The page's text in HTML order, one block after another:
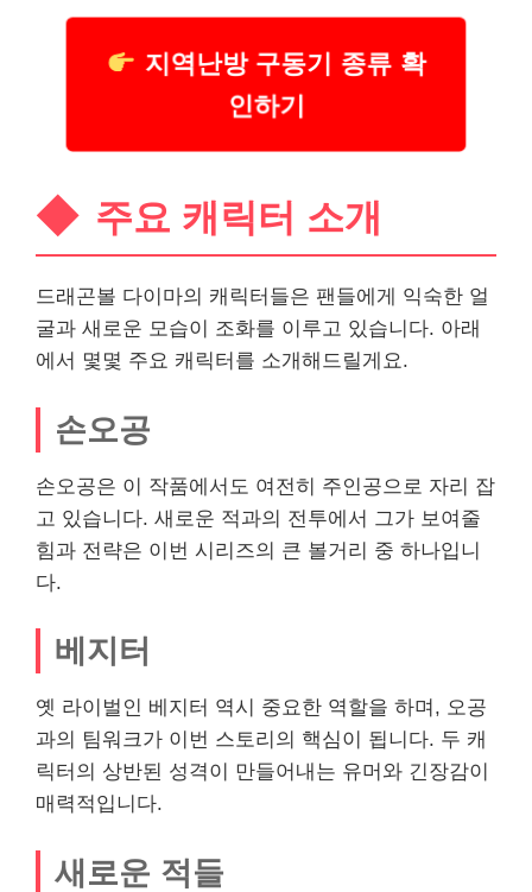
지역난방 구동기 종류 확
인하기
주요 캐릭터 소개
드래곤볼 다이마의 캐릭터들은 팬들에게 익숙한 얼
굴과 새로운 모습이 조화를 이루고 있습니다. 아래
에서 몇몇 주요 캐릭터를 소개해드릴게요.
손오공
손오공은 이 작품에서도 여전히 주인공으로 자리 잡
고 있습니다. 새로운 적과의 전투에서 그가 보여줄
힘과 전략은 이번 시리즈의 큰 볼거리 중 하나입니
다.
베지터
옛 라이벌인 베지터 역시 중요한 역할을 하며, 오공
과의 팀워크가 이번 스토리의 핵심이 됩니다. 두 캐
릭터의 상반된 성격이 만들어내는 유머와 긴장감이
매력적입니다.
새로운 적들